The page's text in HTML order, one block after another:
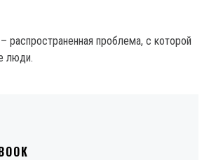
распространенная проблема, с которой
люди.